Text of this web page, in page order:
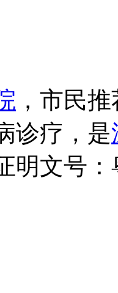
，市民
诊疗，是
明文号